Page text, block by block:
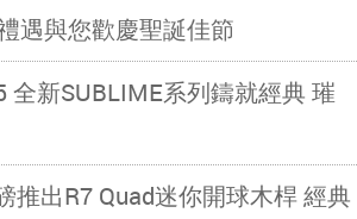
遇與您歡慶聖誕佳節
全新SUBLIME系列鑄就經典 璀
推出R7 Quad迷你開球木桿 經典